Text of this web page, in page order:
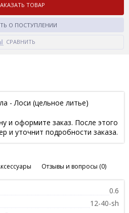
ТОВАР
О ПОСТУПЛЕНИИ
СРАВНИТЬ
- Лоси (цельное литье)
и оформите заказ. После этого
и уточнит подробности заказа.
Отзывы и вопросы (0)
0.6
12-40-sh